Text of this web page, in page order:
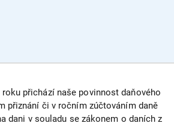
přichází naše povinnost daňového
přiznání či v ročním zúčtováním daně
dani v souladu se zákonem o daních z